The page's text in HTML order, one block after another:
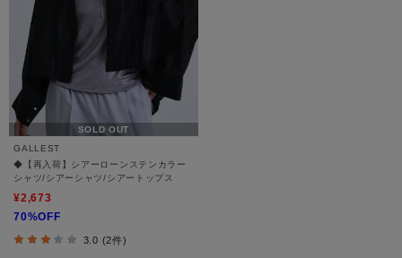
SOLD OUT
GALLEST
◆【再入荷】シアーローンステンカラー
シャツ/シアーシャツ/シアートップス
¥2,673
70%OFF
3.0 (2件)